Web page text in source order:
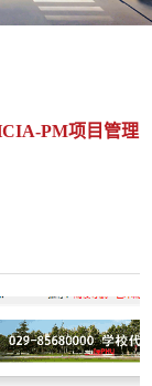
PM项目管理